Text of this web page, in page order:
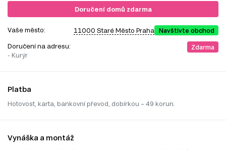
Doručení domů zdarma
Vaše město: 11000 Staré Město Praha Navštivte obchod
Doručení na adresu:
- Kurýr
Zdarma
Platba
Hotovost, karta, bankovní převod, dobírkou – 49 korun.
Vynáška a montáž